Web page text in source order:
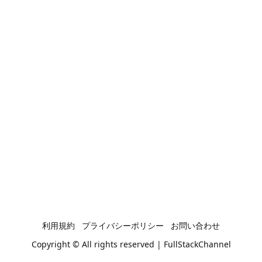
利用規約 プライバシーポリシー
お問い合わせ
Copyright © All rights reserved | FullStackChannel